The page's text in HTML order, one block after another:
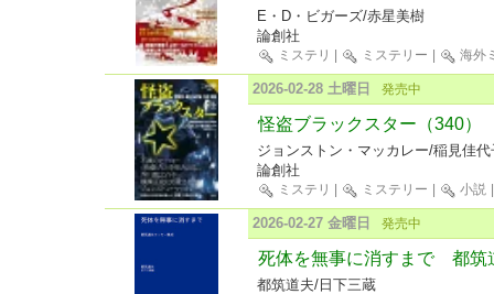
E・D・ビガーズ/赤星美樹
論創社
ミステリ ミステリー 海外
2026-02-28 土曜日 発売中
怪盗ブラックスター（340）
ジョンストン・マッカレー/稲見佳代
論創社
ミステリ ミステリー 小説
2026-02-27 金曜日 発売中
死体を無事に消すまで 都筑
都筑道夫/日下三蔵